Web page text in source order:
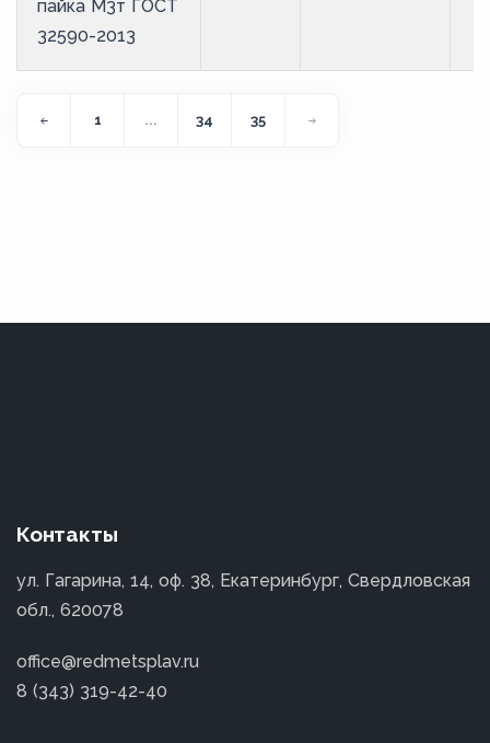
пайка М3т ГОСТ
32590-2013
1 ... 34 35
Контакты
ул. Гагарина, 14, оф. 38, Екатеринбург, Свердловская
обл., 620078
office@redmetsplav.ru
8 (343) 319-42-40